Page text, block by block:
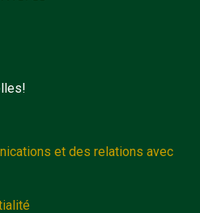
et des relations avec